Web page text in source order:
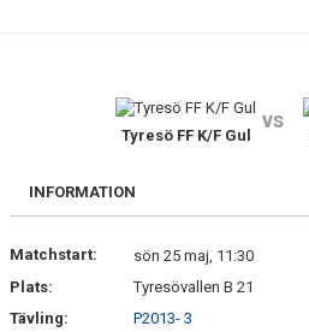
DOKUMENT
Tyresö FF K/F Gul
vs
INFORMATION
Matchstart:
sön 25 maj, 11:30
Plats:
Tyresövallen B 21
Tävling:
P2013- 3